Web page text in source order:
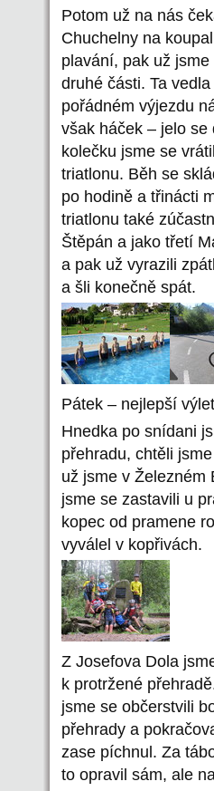
Potom už na nás
Chuchelny na
plavání, pak už
druhé části. Ta
pořádném výjezdu
však háček – jelo
kolečku jsme se
triatlonu. Běh se
po hodině a třinácti
triatlonu také
Štěpán a jako třetí
a pak už vyrazili
a šli konečně spát.
Pátek – nejlepší
Hnedka po snídani
přehradu, chtěli
už jsme v Železném
jsme se zastavili u
kopec od pramene
vyválel v kopřivách.
Z Josefova Dola
k protržené
jsme se občerstvili
přehrady a
zase píchnul. Za
to opravil sám, ale